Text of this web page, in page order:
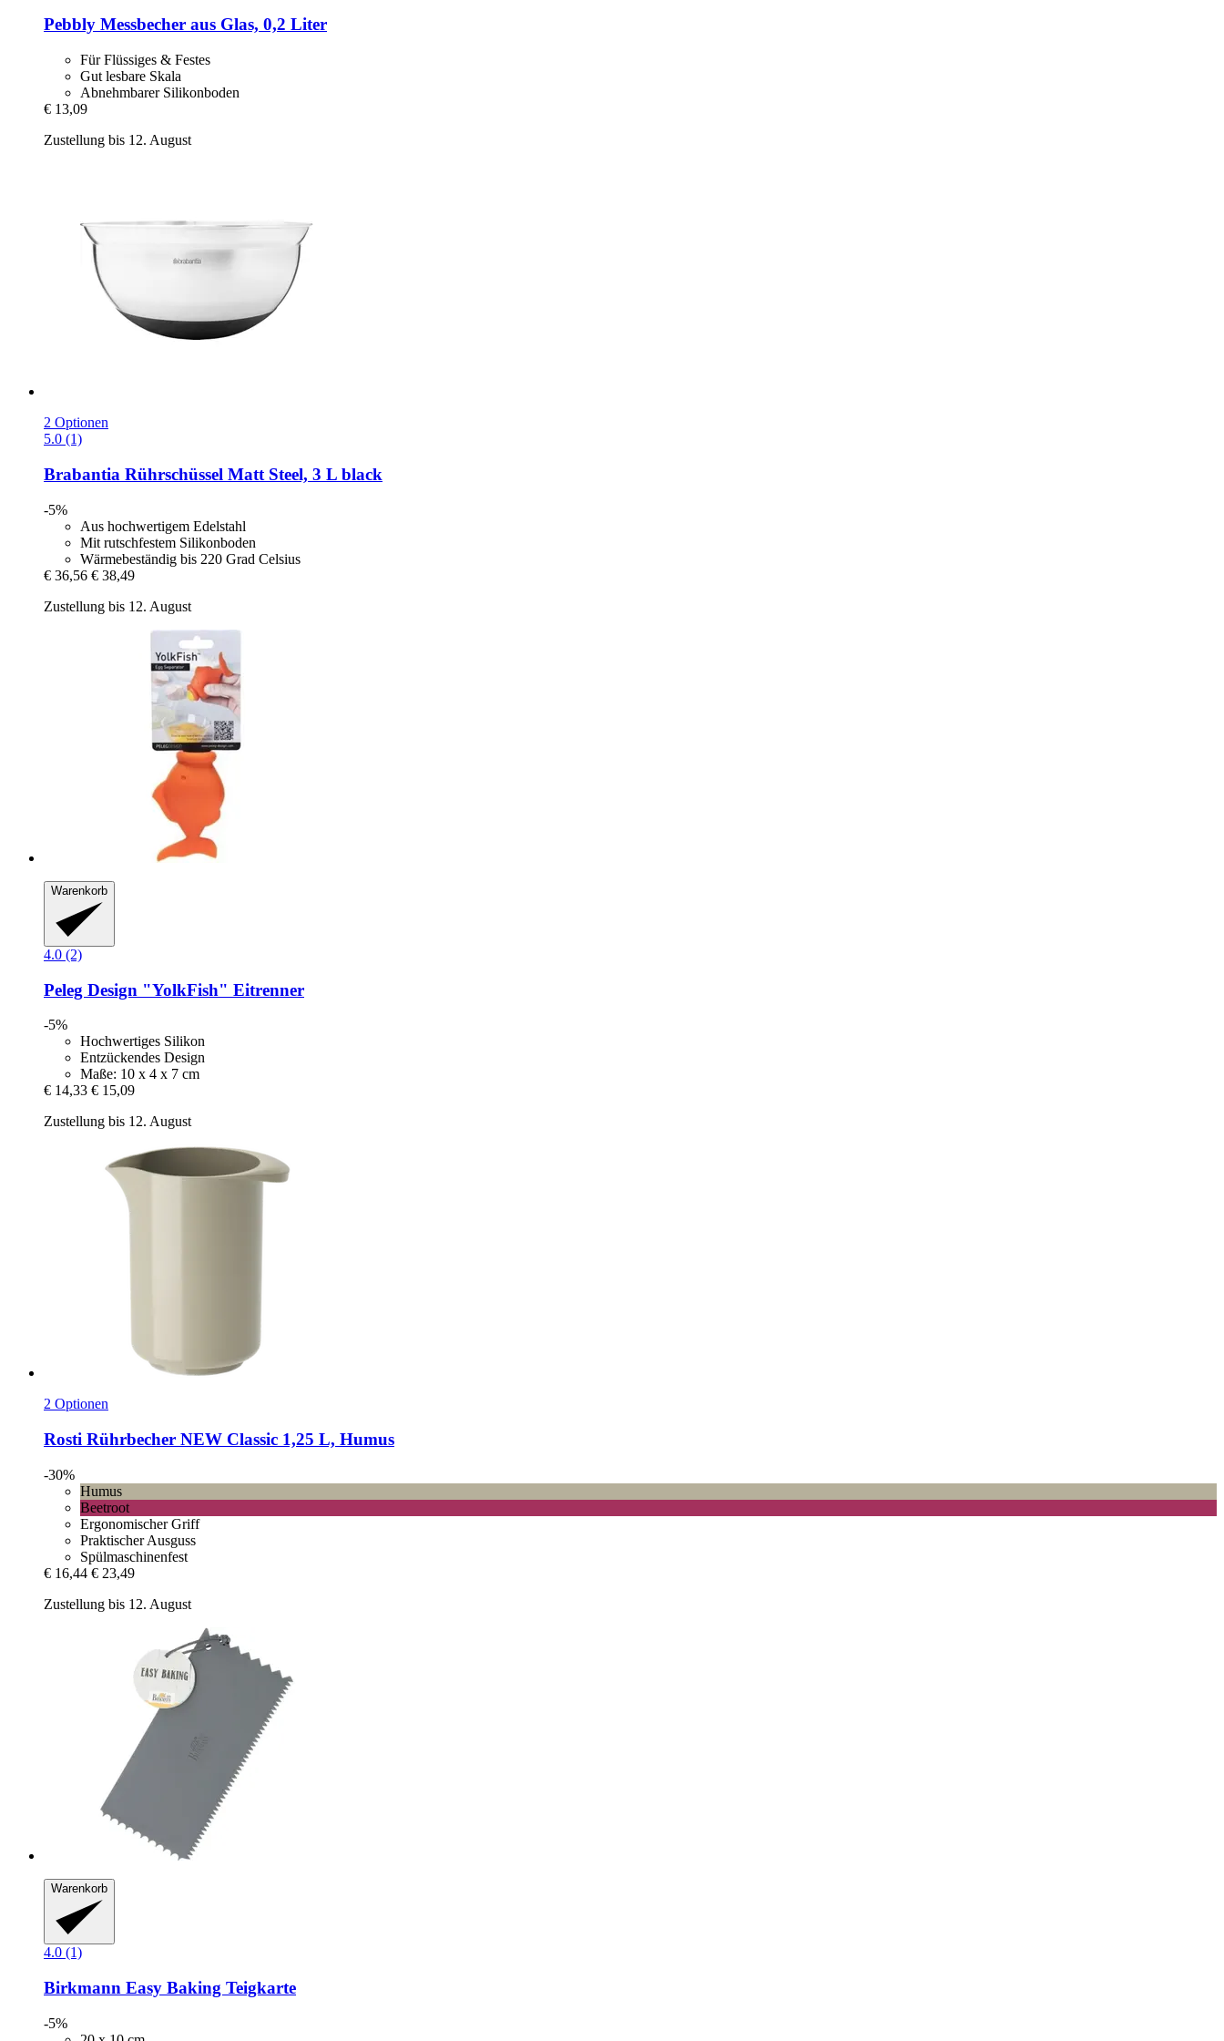
Pebbly Messbecher aus Glas, 0,2 Liter
Für Flüssiges & Festes
Gut lesbare Skala
Abnehmbarer Silikonboden
€ 13,09
Zustellung bis 12. August
2 Optionen
5.0 (1)
Brabantia Rührschüssel Matt Steel, 3 L black
-5%
Aus hochwertigem Edelstahl
Mit rutschfestem Silikonboden
Wärmebeständig bis 220 Grad Celsius
€ 36,56 € 38,49
Zustellung bis 12. August
Warenkorb
4.0 (2)
Peleg Design "YolkFish" Eitrenner
-5%
Hochwertiges Silikon
Entzückendes Design
Maße: 10 x 4 x 7 cm
€ 14,33 € 15,09
Zustellung bis 12. August
2 Optionen
Rosti Rührbecher NEW Classic 1,25 L, Humus
-30%
Humus
Beetroot
Ergonomischer Griff
Praktischer Ausguss
Spülmaschinenfest
€ 16,44 € 23,49
Zustellung bis 12. August
Warenkorb
4.0 (1)
Birkmann Easy Baking Teigkarte
-5%